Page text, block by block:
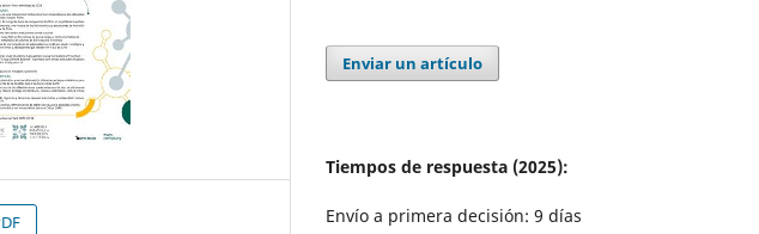
Enviar un artículo
Tiempos de respuesta (2025):
Envío a primera decisión: 9 días